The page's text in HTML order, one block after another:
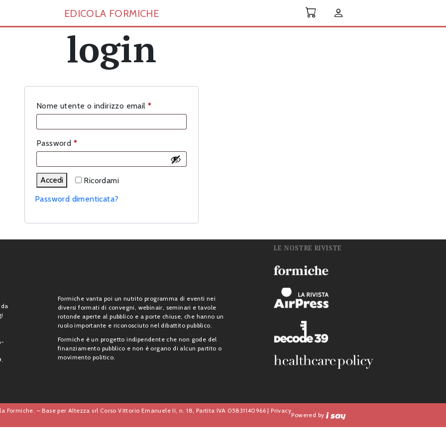
EDICOLA FORMICHE
login
Nome utente o indirizzo email *Richiesto
Password *Richiesto
Ricordami
Accedi
Password dimenticata?
Formiche vanta poi un nutrito programma di eventi nei
diversi formati di convegni, webinair, seminari e tavole
rotonde aperte al pubblico e a porte chiuse, che hanno un
ruolo importante e riconosciuto nel dibattito pubblico.
Formiche è un progetto indipendente che non gode del
finanziamento pubblico e non è organo di alcun partito o
movimento politico.
LE NOSTRE RIVISTE
Formiche. – Base per Altezza srl Corso Vittorio Emanuele II, n. 18, Partita IVA 05831140966 |Privacy
Powered by